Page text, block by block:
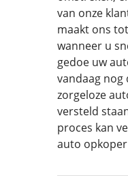
van onze
maakt ons
wanneer u
gedoe uw
vandaag nog
zorgeloze
versteld
proces kan
auto